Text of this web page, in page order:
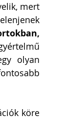
mert
olyan
köre